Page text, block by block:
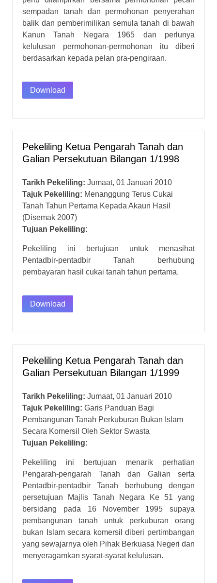
sempadan tanah dan permohonan penyerahan
balik dan pemberimilikan semula tanah di bawah
Kanun Tanah Negara 1965 dan perlunya
kelulusan permohonan-permohonan itu diberi
berdasarkan kepada pelan pra-pengiraan.
Download
Pekeliling Ketua Pengarah Tanah dan
Galian Persekutuan Bilangan 1/1998
Tarikh Pekeliling: Jumaat, 01 Januari 2010
Tajuk Pekeliling: Menanggung Terus Cukai
Tanah Tahun Pertama Kepada Akaun Hasil
(Disemak 2007)
Tujuan Pekeliling:
Pekeliling ini bertujuan untuk menasihat
Pentadbir-pentadbir Tanah berhubung
pembayaran hasil cukai tanah tahun pertama.
Download
Pekeliling Ketua Pengarah Tanah dan
Galian Persekutuan Bilangan 1/1999
Tarikh Pekeliling: Jumaat, 01 Januari 2010
Tajuk Pekeliling: Garis Panduan Bagi
Pembangunan Tanah Perkuburan Bukan Islam
Secara Komersil Oleh Sektor Swasta
Tujuan Pekeliling:
Pekeliling ini bertujuan menarik perhatian
Pengarah-pengarah Tanah dan Galian serta
Pentadbir-pentadbir Tanah berhubung dengan
persetujuan Majlis Tanah Negara Ke 51 yang
bersidang pada 16 November 1995 supaya
pembangunan tanah untuk perkuburan orang
bukan Islam secara komersil diberi pertimbangan
yang sewajarnya oleh Pihak Berkuasa Negeri dan
menyeragamkan syarat-syarat kelulusan.